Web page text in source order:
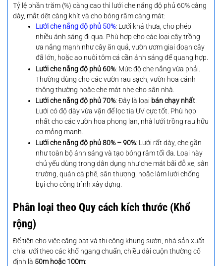
Tỷ lệ phần trăm (%) càng cao thì lưới che nắng độ phủ 60% càng
dày, mắt dệt càng khít và cho bóng râm càng mát:
Lưới che nắng độ phủ 50%: Lưới khá thưa, cho phép
nhiều ánh sáng đi qua. Phù hợp cho các loại cây trồng
ưa nắng mạnh như cây ăn quả, vườn ươm giai đoạn cây
đã lớn, hoặc ao nuôi tôm cá cần ánh sáng để quang hợp.
Lưới che nắng độ phủ 60%: Mức độ che nắng vừa phải.
Thường dùng cho các vườn rau sạch, vườn hoa cảnh
thông thường hoặc che mát nhẹ cho sân nhà.
Lưới che nắng độ phủ 70%: Đây là loại bán chạy nhất
Lưới có độ dày vừa vặn để lọc tia UV cực tốt. Phù hợp
nhất cho các vườn hoa phong lan, nhà lưới trồng rau hữu
cơ mỏng manh.
Lướiche nắng độ phủ80% – 90%: Lưới rất dày, che gần
như toàn bộ ánh sáng và tạo bóng râm tối đa. Loại này
chủ yếu dùng trong dân dụng như che mát bãi đỗ xe, sân
trường, quán cà phê, sân thượng, hoặc làm lưới chống
bụi cho công trình xây dựng.
Phân loại theo Quy cách kích thước (Khổ
rộng)
Để tiện cho việc căng bạt và thi công khung sườn, nhà sản xuất
chia lưới theo các khổ ngang chuẩn, chiều dài cuộn thường cố
định là 50m hoặc 100m: